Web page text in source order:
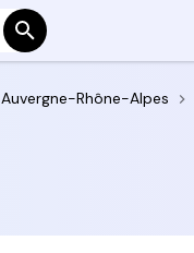
Auvergne-Rhône-Alpes